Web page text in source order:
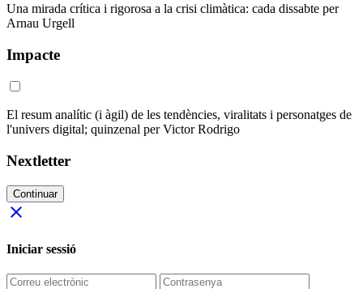
Una mirada crítica i rigorosa a la crisi climàtica: cada dissabte per
Arnau Urgell
Impacte
El resum analític (i àgil) de les tendències, viralitats i personatges de
l'univers digital; quinzenal per Victor Rodrigo
Nextletter
Continuar
close
Iniciar sessió